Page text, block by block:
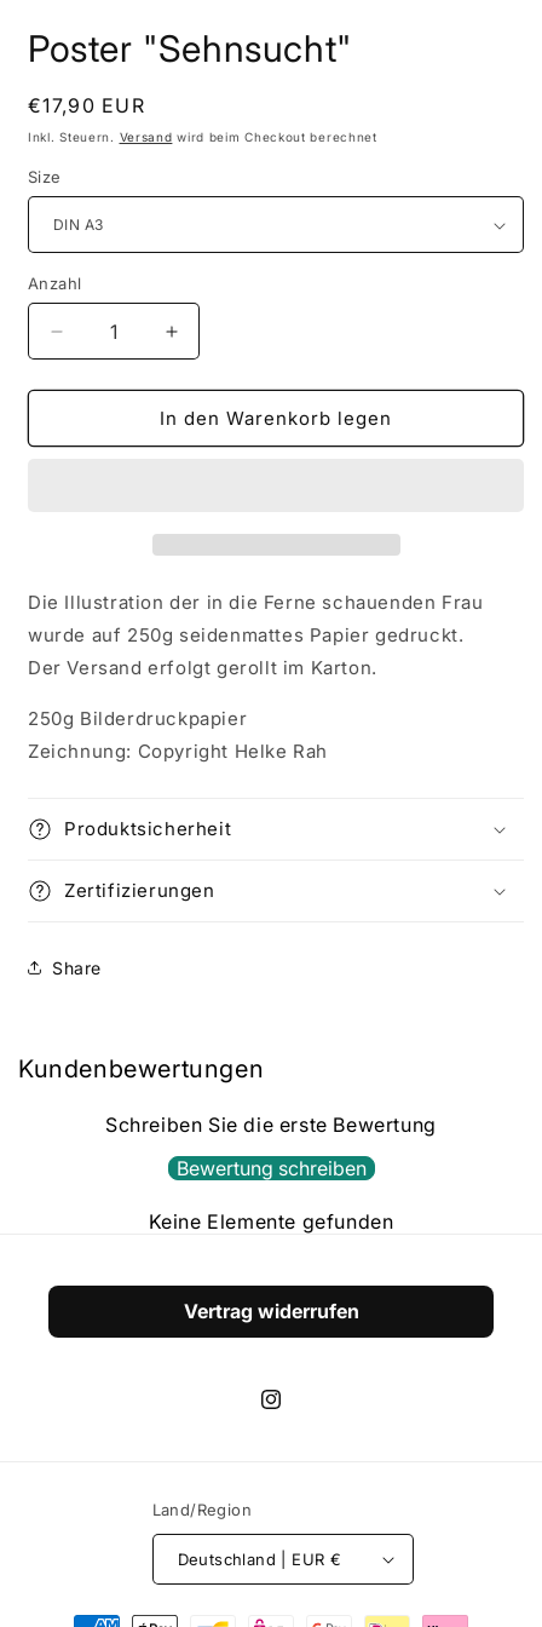
Poster "Sehnsucht"
Normaler
Preis
€17,90 EUR
Inkl. Steuern. Versand wird beim Checkout berechnet
Size
Anzahl
Anzahl
Verringere
die
Menge
Poster
Erhöhe
die
Menge
für
Poster
In den Warenkorb legen
Die Illustration der in die Ferne schauenden Frau
wurde auf 250g seidenmattes Papier gedruckt.
Der Versand erfolgt gerollt im Karton.
250g Bilderdruckpapier
Zeichnung: Copyright Helke Rah
Produktsicherheit
Zertifizierungen
Share
Kundenbewertungen
Schreiben Sie die erste Bewertung
Bewertung schreiben
Keine Elemente gefunden
Vertrag widerrufen
Instagram
Land/Region
Deutschland | EUR €
Zahlungsmethoden